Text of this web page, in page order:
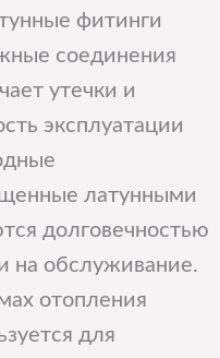
фитинги
соединения
утечки и
эксплуатации
латунными
долговечностью
на обслуживание.
отопления
для